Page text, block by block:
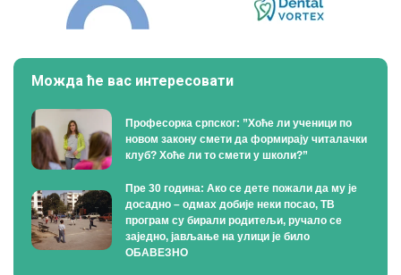
Можда ће вас интересовати
Професорка српског: ”Хоће ли ученици по
новом закону смети да формирају читалачки
клуб? Хоће ли то смети у школи?”
Пре 30 година: Ако се дете пожали да му је
досадно – одмах добије неки посао, ТВ
програм су бирали родитељи, ручало се
заједно, јављање на улици је било
ОБАВЕЗНО